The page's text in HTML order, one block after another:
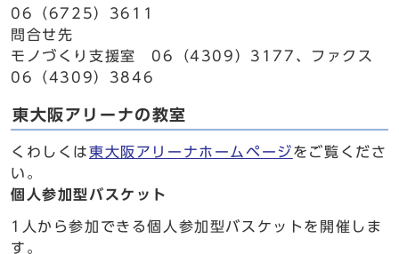
06（6725）3611
問合せ先
モノづくり支援室 06（4309）3177、ファクス
06（4309）3846
東大阪アリーナの教室
くわしくは東大阪アリーナホームページをご覧くださ
い。
個人参加型バスケット
1人から参加できる個人参加型バスケットを開催しま
す。